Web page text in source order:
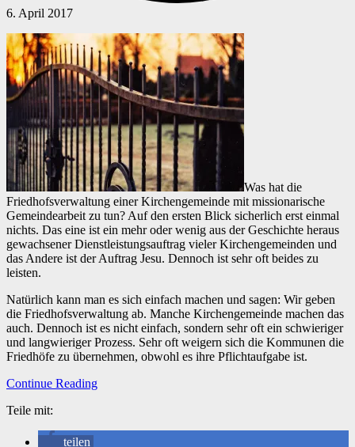
6. April 2017
Was hat die
Friedhofsverwaltung einer Kirchengemeinde mit missionarische
Gemeindearbeit zu tun? Auf den ersten Blick sicherlich erst einmal
nichts. Das eine ist ein mehr oder wenig aus der Geschichte heraus
gewachsener Dienstleistungsauftrag vieler Kirchengemeinden und
das Andere ist der Auftrag Jesu. Dennoch ist sehr oft beides zu
leisten.
Natürlich kann man es sich einfach machen und sagen: Wir geben
die Friedhofsverwaltung ab. Manche Kirchengemeinde machen das
auch. Dennoch ist es nicht einfach, sondern sehr oft ein schwieriger
und langwieriger Prozess. Sehr oft weigern sich die Kommunen die
Friedhöfe zu übernehmen, obwohl es ihre Pflichtaufgabe ist.
Continue Reading
Teile mit:
teilen